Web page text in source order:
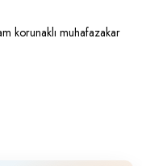
korunaklı muhafazakar